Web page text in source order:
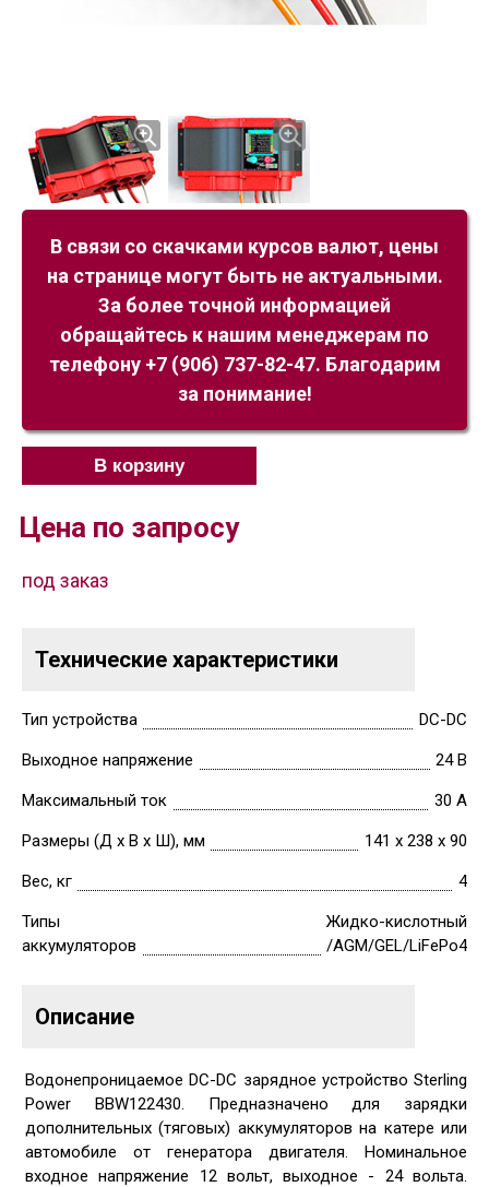
В связи со скачками курсов валют, цены
на странице могут быть не актуальными.
За более точной информацией
обращайтесь к нашим менеджерам по
телефону +7 (906) 737-82-47. Благодарим
за понимание!
В корзину
Цена по запросу
под заказ
Технические характеристики
Тип устройства DC-DC
Выходное напряжение 24 В
Максимальный ток 30 А
Размеры (Д х В х Ш), мм 141 х 238 х 90
Вес, кг 4
Типы
аккумуляторов
Жидко-кислотный
/AGM/GEL/LiFePo4
Описание
Водонепроницаемое DC-DC зарядное устройство Sterling
Power BBW122430. Предназначено для зарядки
дополнительных (тяговых) аккумуляторов на катере или
автомобиле от генератора двигателя. Номинальное
входное напряжение 12 вольт, выходное - 24 вольта.